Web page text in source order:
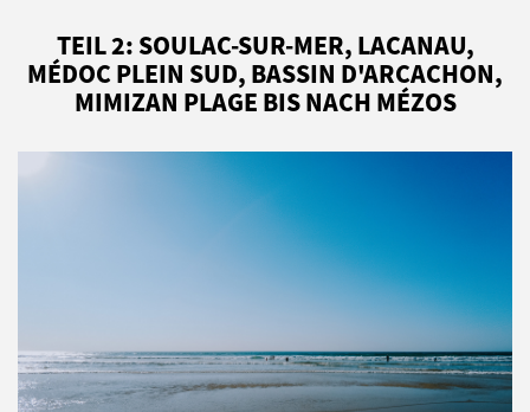
TEIL 2: SOULAC-SUR-MER, LACANAU,
MÉDOC PLEIN SUD, BASSIN D'ARCACHON,
MIMIZAN PLAGE BIS NACH MÉZOS